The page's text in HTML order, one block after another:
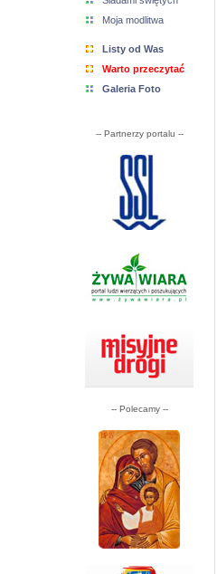
Moja modlitwa
Listy od Was
Warto przeczytać
Galeria Foto
-- Partnerzy portalu --
-- Polecamy --